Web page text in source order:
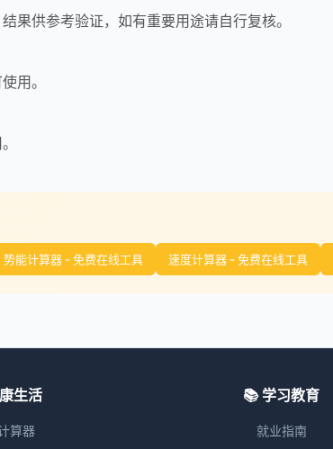
果供参考验证，如有重要用途请自行复核。
用。
势能计算器 - 免费在线工具 速度计算器 - 免费在线工具
生活
算器
📚 学习教育
就业指南